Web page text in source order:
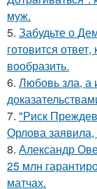
муж.
5. Забудьте о
готовится
вообразить.
6. Любовь зла, а
7. "Риск
Орлова заявила,
8. Александр
25 млн
матчах.